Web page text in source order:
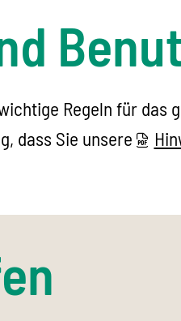
Regeln für das
dass Sie unsere